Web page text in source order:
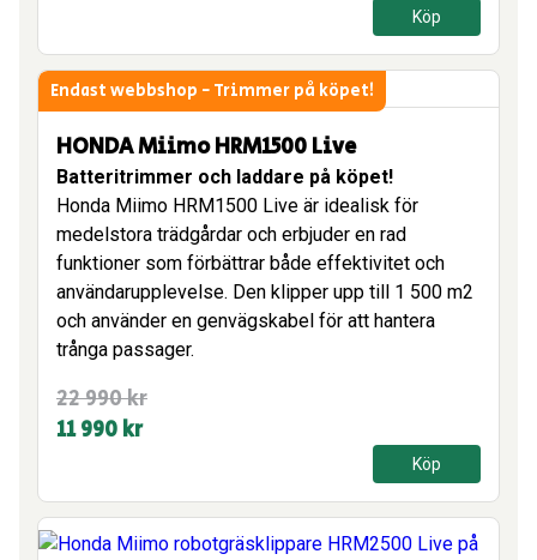
15
990 kr.
7
490 kr.
Köp
Endast webbshop - Trimmer på köpet!
HONDA Miimo HRM1500 Live
Batteritrimmer och laddare på köpet!
Honda Miimo HRM1500 Live är idealisk för
medelstora trädgårdar och erbjuder en rad
funktioner som förbättrar både effektivitet och
användarupplevelse. Den klipper upp till 1 500 m2
och använder en genvägskabel för att hantera
trånga passager.
22 990kr
Det
ursprungliga
22
11 990kr
Det
nuvarande
11
Köp